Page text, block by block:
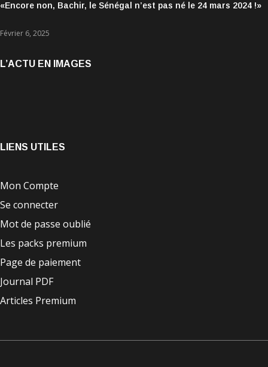
«Encore non, Bachir, le Sénégal n’est pas né le 24 mars 2024 !»
Février 6, 2025
L’ACTU EN IMAGES
LIENS UTILES
Mon Compte
Se connecter
Mot de passe oublié
Les packs premium
Page de paiement
Journal PDF
Articles Premium